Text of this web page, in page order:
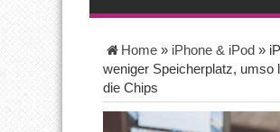
Home » iPhone & iPod »
weniger Speicherplatz, umso
die Chips